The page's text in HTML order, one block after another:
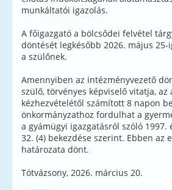
munkáltatói igazolás.
A főigazgató a bölcsődei felvétel
döntését legkésőbb 2026. május
a szülőnek.
Amennyiben az intézményvezető
szülő, törvényes képviselő vitatja,
kézhezvételétől számított 8 napon
önkormányzathoz fordulhat a
a gyámügyi igazgatásról szóló 1997.
32. (4) bekezdése szerint. Ebben az
határozata dönt.
Tótvázsony, 2026. március 20.